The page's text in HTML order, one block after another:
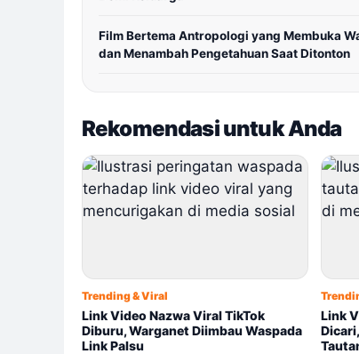
Film Bertema Antropologi yang Membuka
dan Menambah Pengetahuan Saat Ditonton
Rekomendasi untuk Anda
Trending & Viral
Link Video Nazwa Viral TikTok
Diburu, Warganet Diimbau Waspada
Link Palsu
Link